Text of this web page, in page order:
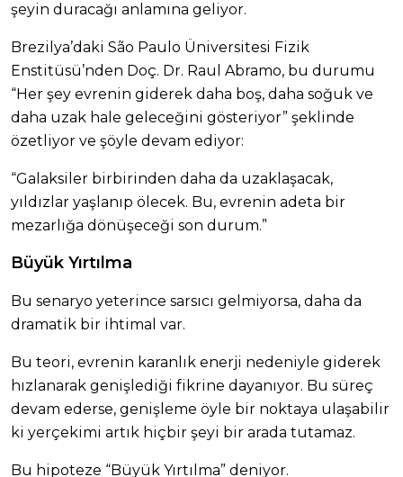
şeyin duracağı anlamına geliyor.
Brezilya’daki São Paulo Üniversitesi Fizik
Enstitüsü’nden Doç. Dr. Raul Abramo, bu durumu
“Her şey evrenin giderek daha boş, daha soğuk ve
daha uzak hale geleceğini gösteriyor” şeklinde
özetliyor ve şöyle devam ediyor:
“Galaksiler birbirinden daha da uzaklaşacak,
yıldızlar yaşlanıp ölecek. Bu, evrenin adeta bir
mezarlığa dönüşeceği son durum.”
Büyük Yırtılma
Bu senaryo yeterince sarsıcı gelmiyorsa, daha da
dramatik bir ihtimal var.
Bu teori, evrenin karanlık enerji nedeniyle giderek
hızlanarak genişlediği fikrine dayanıyor. Bu süreç
devam ederse, genişleme öyle bir noktaya ulaşabilir
ki yerçekimi artık hiçbir şeyi bir arada tutamaz.
Bu hipoteze “Büyük Yırtılma” deniyor.